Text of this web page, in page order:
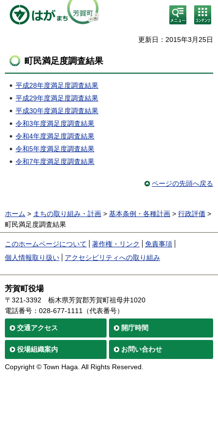
検
索・
メニ
コン
テン
ニュ
更新日：2015年3月25日
町民満足度調査結果
平成28年度満足度調査結果
平成29年度満足度調査結果
平成30年度満足度調査結果
令和3年度満足度調査結果
令和4年度満足度調査結果
令和5年度満足度調査結果
令和7年度満足度調査結果
ページの先頭へ戻る
ホーム > まちの取り組み・計画 > 基本条例・各種計画 > 行政評価 >
町民満足度調査結果
このホームページについて 著作権・リンク
免責事項
個人情報取り扱い
アクセシビリティへの取り組み
芳賀町役場
〒321-3392
栃木県芳賀郡芳賀町祖母井1020
電話番号：028-677-1111（代表番号）
交通アクセス 開庁時間
役場組織案内 お問い合わせ
Copyright © Town Haga. All Rights Reserved.